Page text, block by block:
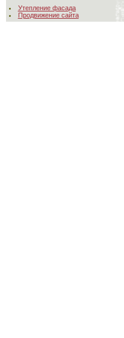
Утепление фасада
Продвижение сайта